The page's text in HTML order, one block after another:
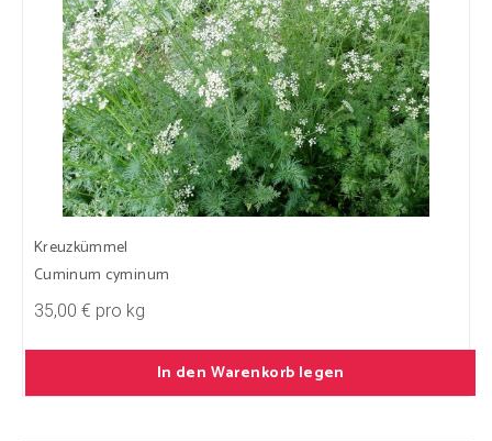
Kreuzkümmel
Cuminum cyminum
35,00 € pro kg
In den Warenkorb legen